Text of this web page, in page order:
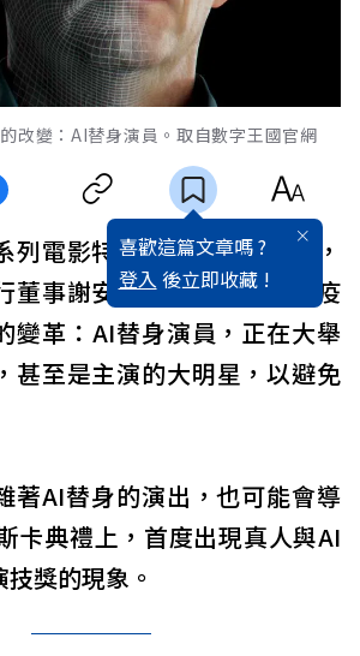
改變：AI替身演員。取自數字王國官網
喜歡這篇文章嗎 ?
登入 後立即收藏 !
列電影特效製作的數字王國，
董事謝安，點破一個好萊塢疫
變革：AI替身演員，正在大舉
甚至是主演的大明星，以避免
著AI替身的演出，也可能會導
卡典禮上，首度出現真人與AI
獎的現象。